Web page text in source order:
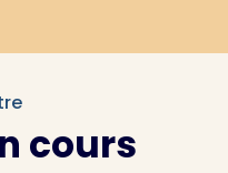
cours